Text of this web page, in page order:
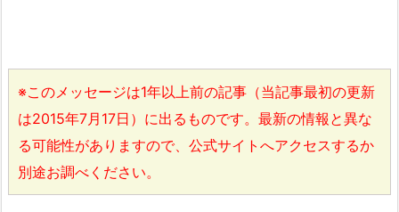
※このメッセージは1年以上前の記事（当記事最初の更新
は2015年7月17日）に出るものです。最新の情報と異な
る可能性がありますので、公式サイトへアクセスするか
別途お調べください。